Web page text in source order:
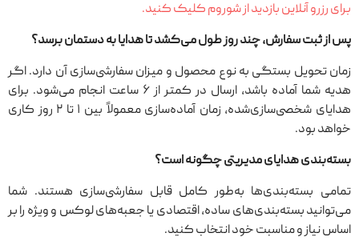
برای رزرو آنلاین بازدید از شوروم کلیک کنید.
پس از ثبت سفارش، چند روز طول می‌کشد تا هدایا به دستمان برسد؟
زمان تحویل بستگی به نوع محصول و میزان سفارشی‌سازی آن دارد. اگر
هدیه شما آماده باشد، ارسال در کمتر از ۶ ساعت انجام می‌شود. برای
هدایای شخصی‌سازی‌شده، زمان آماده‌سازی معمولاً بین ۱ تا ۲ روز کاری
خواهد بود.
بسته‌بندی هدایای مدیریتی چگونه است؟
تمامی بسته‌بندی‌ها به‌طور کامل قابل سفارشی‌سازی هستند. شما
می‌توانید بسته‌بندی‌های ساده، اقتصادی یا جعبه‌های لوکس و ویژه را بر
اساس نیاز و مناسبت خود انتخاب کنید.